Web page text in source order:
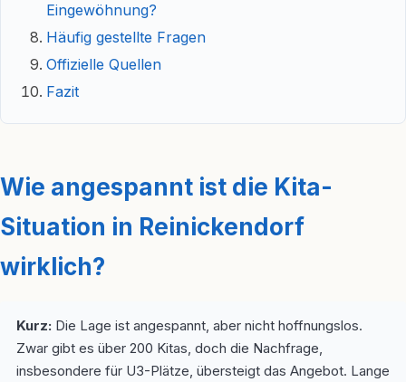
Eingewöhnung?
Häufig gestellte Fragen
Offizielle Quellen
Fazit
Wie angespannt ist die Kita-
Situation in Reinickendorf
wirklich?
Kurz: Die Lage ist angespannt, aber nicht hoffnungslos.
Zwar gibt es über 200 Kitas, doch die Nachfrage,
insbesondere für U3-Plätze, übersteigt das Angebot. Lange